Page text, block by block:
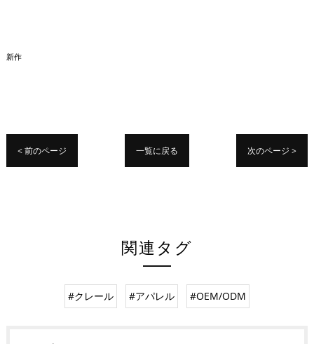
新作
< 前のページ 一覧に戻る 次のページ >
関連タグ
#クレール #アパレル #OEM/ODM